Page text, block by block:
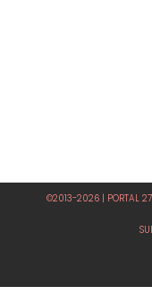
©2013-2026 | PORTAL 27